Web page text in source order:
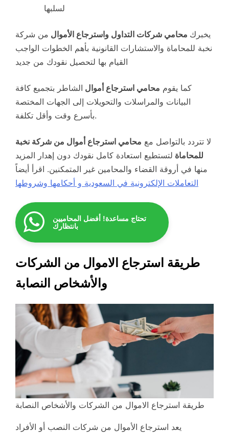
لسلبها
يخبرك محامي شركات التداول واسترجاع الأموال من شركة
نخبة للمحاماة والاستشارات القانونية بأهم الخطوات الواجب
كما يقوم محامي استرجاع أموال الشاطر بتجميع كافة
البيانات والمراسلات والتحويلات إلى الجهات المختصة
بأسرع وقت وأقل تكلفة.
لا تتردد بالتواصل مع محامي استرجاع أموال من شركة نخبة
للمحاماة لتستطيع استعادة كامل نقودك دون إهدار المزيد
منها في أروقة القضاء والمحامين غير المتمكنين. اقرأ أيضاً
التعاملات الإلكترونية في السعودية و أحكامها وشروطها
تحتاج مساعدة! أفضل المحاميين
بانتظارك
طريقة استرجاع الاموال من الشركات
والأشخاص النصابة
طريقة استرجاع الاموال من الشركات والأشخاص النصابة
يعد استرجاع الأموال من شركات النصب أو الأفراد